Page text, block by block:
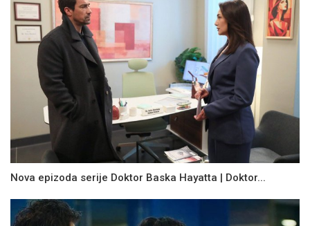
Nova epizoda serije Doktor Baska Hayatta | Doktor...